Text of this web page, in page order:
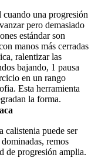
cuando una progresión
pero demasiado
estándar son
manos más cerradas
ralentizar las
bajando, 1 pausa
en un rango
Esta herramienta
la forma.
calistenia puede ser
remos
de progresión amplia.